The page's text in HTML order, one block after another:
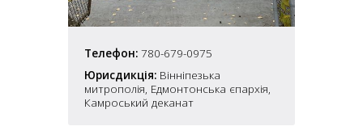
Телефон: 780-679-0975
Юрисдикція: Вінніпезька
митрополія, Едмонтонська єпархія,
Камроський деканат
10
10